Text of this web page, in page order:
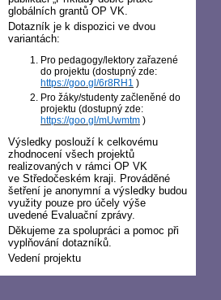
globálních grantů OP VK.
Dotazník je k dispozici ve dvou
variantách:
Pro pedagogy/lektory zařazené
do projektu (dostupný zde:
https://goo.gl/6r8RH1 )
Pro žáky/studenty začleněné do
projektu (dostupný zde:
https://goo.gl/mUwmtm )
Výsledky poslouží k celkovému
zhodnocení všech projektů
realizovaných v rámci OP VK
ve Středočeském kraji. Prováděné
šetření je anonymní a výsledky budou
využity pouze pro účely výše
uvedené Evaluační zprávy.
Děkujeme za spolupráci a pomoc při
vyplňování dotazníků.
Vedení projektu